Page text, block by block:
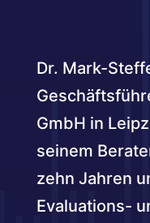
Dr. Mark-
GmbH in
seinem
zehn Jahren
Evaluations-